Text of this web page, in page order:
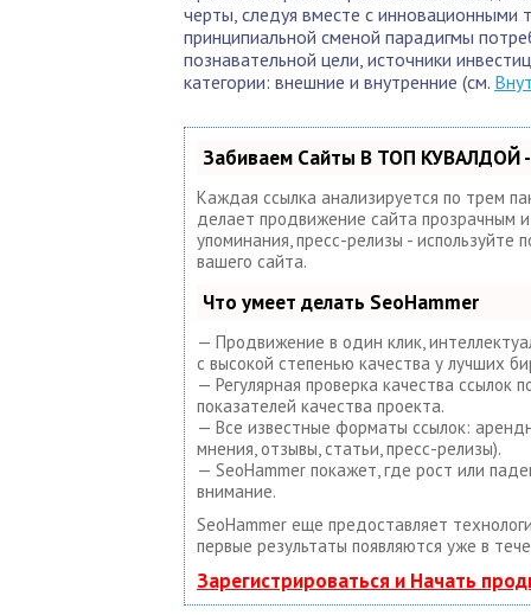
черты, следуя вместе с инновационными
принципиальной сменой парадигмы
познавательной цели, источники
категории: внешние и внутренние (см.
Забиваем Сайты В ТОП КУВАЛДОЙ -
Каждая ссылка анализируется по трем
делает продвижение сайта прозрачным
упоминания, пресс-релизы -
вашего сайта.
Что умеет делать SeoHammer
— Продвижение в один клик,
с высокой степенью качества у лучших
— Регулярная проверка качества
показателей качества проекта.
— Все известные форматы ссылок:
мнения, отзывы, статьи, пресс-релизы).
— SeoHammer покажет, где рост или
внимание.
SeoHammer еще предоставляет
первые результаты появляются уже в
Зарегистрироваться и Начать